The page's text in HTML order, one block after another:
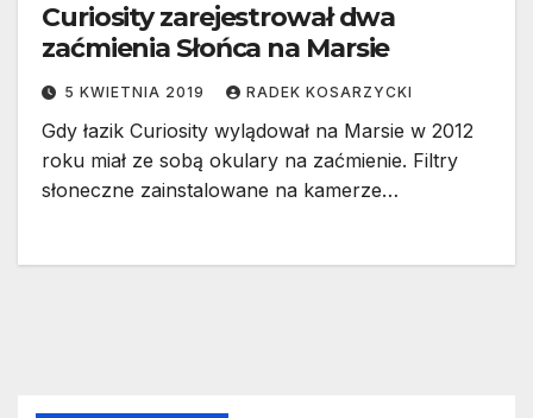
Curiosity zarejestrował dwa
zaćmienia Słońca na Marsie
5 KWIETNIA 2019 RADEK KOSARZYCKI
Gdy łazik Curiosity wylądował na Marsie w 2012
roku miał ze sobą okulary na zaćmienie. Filtry
słoneczne zainstalowane na kamerze…